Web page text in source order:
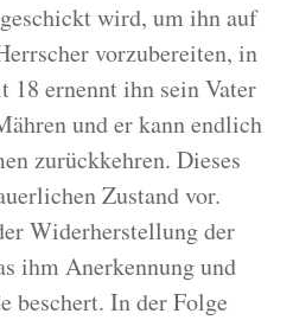
wird, um ihn auf
vorzubereiten, in
ernennt ihn sein Vater
und er kann endlich
zurückkehren. Dieses
Zustand vor.
Widerherstellung der
ihm Anerkennung und
beschert. In der Folge